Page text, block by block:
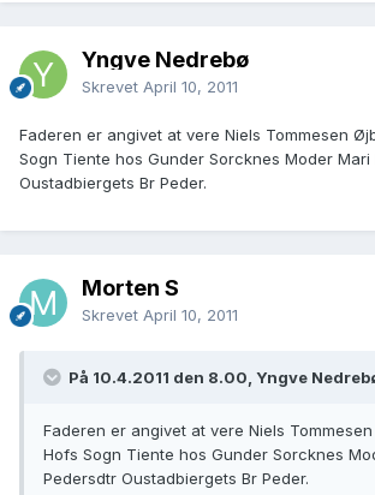
Yngve Nedrebø
Skrevet April 10, 2011
Faderen er angivet at vere Niels Tommesen
Sogn Tiente hos Gunder Sorcknes Moder Mari
Oustadbiergets Br Peder.
Morten S
Skrevet April 10, 2011
På 10.4.2011 den 8.00, Yngve
Faderen er angivet at vere Niels
Hofs Sogn Tiente hos Gunder Sorcknes
Pedersdtr Oustadbiergets Br Peder.